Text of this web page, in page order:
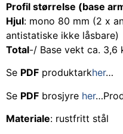
Profil størrelse (base
Hjul: mono 80 mm (2 x
antistatiske ikke låsbare)
Total-/ Base vekt ca. 3,6
Se PDF produktarkher…
Se PDF brosjyre her
Materiale: rustfritt stål